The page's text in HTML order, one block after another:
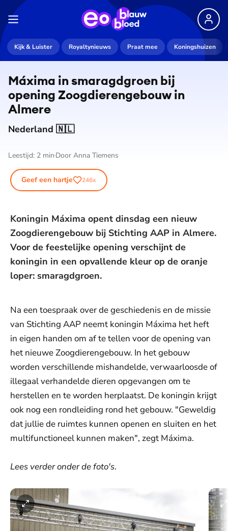
Kijk & Luister Royaltynieuws Praat mee Koningshuizen
Máxima in smaragdgroen bij
opening Zoog­die­ren­ge­bouw in
Almere
Nederland 🇳🇱
Leestijd: 2 min Door Anna Tiemens
Geef een hartje 246x
Koningin Máxima opent dinsdag een nieuw
Zoogdierengebouw bij Stichting AAP in Almere.
Voor de feestelijke opening verschijnt de
koningin in een opvallende kleur op de oranje
loper: smaragdgroen.
Na een toespraak over de geschiedenis en de missie
van Stichting AAP neemt koningin Máxima het heft
in eigen handen om af te tellen voor de opening van
het nieuwe Zoogdierengebouw. In het gebouw
worden verschillende mishandelde, verwaarloosde of
illegaal verhandelde dieren opgevangen om te
herstellen en te worden herplaatst. De koningin krijgt
ook nog een rondleiding rond het gebouw. "Geweldig
dat jullie de ruimtes kunnen openen en sluiten en het
multifunctioneel kunnen maken", zegt Máxima.
Lees verder onder de foto's.